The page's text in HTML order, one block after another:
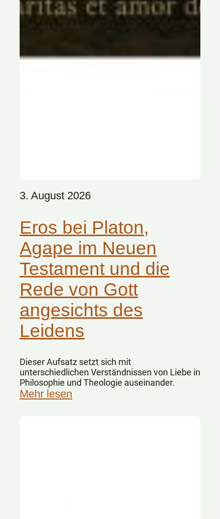
3. August 2026
Eros bei Platon,
Agape im Neuen
Testament und die
Rede von Gott
angesichts des
Leidens
Dieser Aufsatz setzt sich mit
unterschiedlichen Verständnissen von Liebe in
Philosophie und Theologie auseinander.
Mehr lesen